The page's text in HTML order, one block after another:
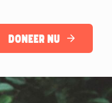
Doneer nu